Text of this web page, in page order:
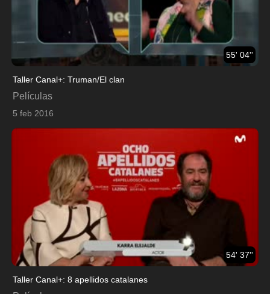
55' 04''
Taller Canal+: Truman/El clan
Películas
5 feb 2016
54' 37''
Taller Canal+: 8 apellidos catalanes